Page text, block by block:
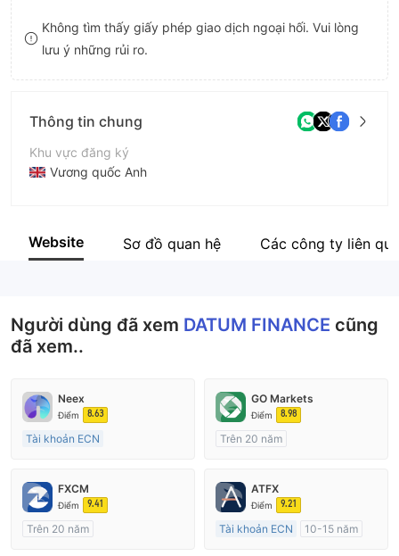
9 7
8
Không tìm thấy giấy phép giao dịch ngoại hối. Vui lòng
lưu ý những rủi ro.
Thông tin chung
Khu vực đăng ký
Vương quốc Anh
Tên công ty
Website Sơ đồ quan hệ Các công ty liên
Người dùng đã xem DATUM FINANCE cũng
đã xem..
Neex
Điểm 8.63
Tài khoản ECN
Đăng ký tại Nước Úc
GO Markets
Điểm 8.98
Trên 20 năm
cTrader
FXCM
Điểm 9.41
Trên 20 năm
ATFX
Điểm 9.21
Tài khoản ECN
10-15 năm